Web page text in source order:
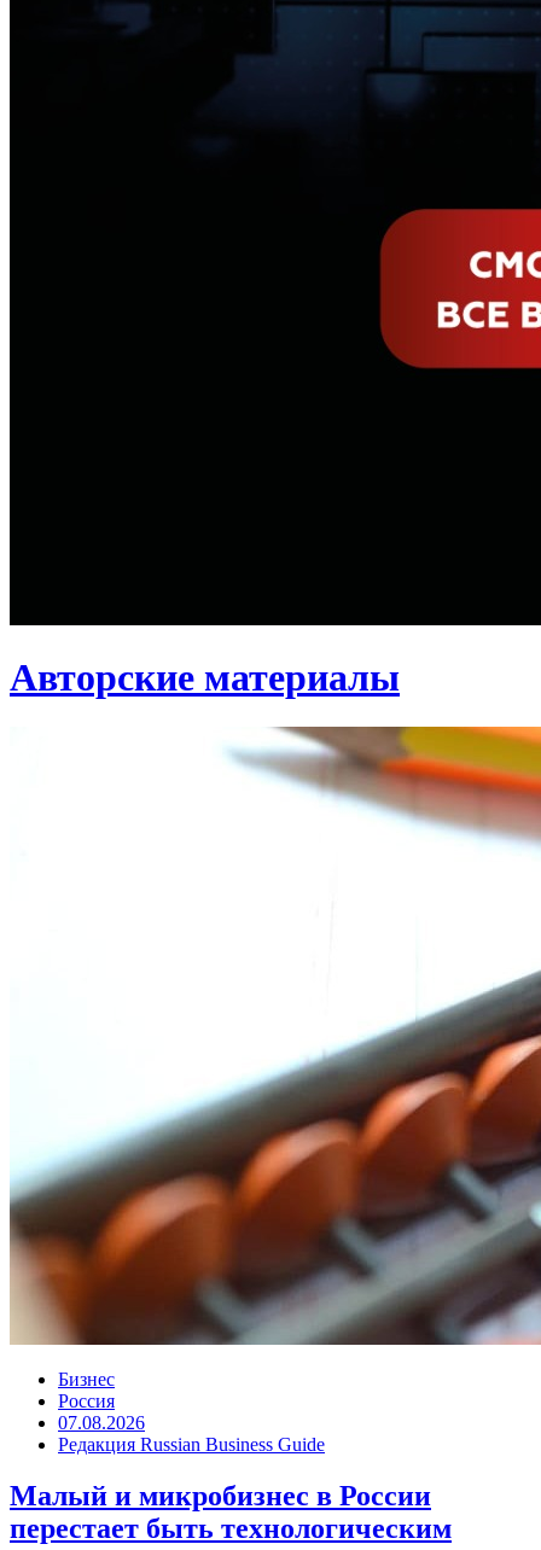
Авторские материалы
Бизнес
Россия
07.08.2026
Редакция Russian Business Guide
Малый и микробизнес в России
перестает быть технологическим